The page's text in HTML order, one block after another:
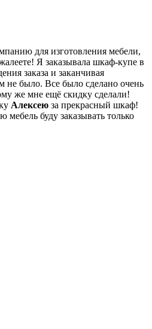
для изготовления мебели,
Я заказывала шкаф-купе в
заказа и заканчивая
не было. Все было сделано очень
же мне ещё скидку сделали!
Алексею за прекрасный шкаф!
мебель буду заказывать только